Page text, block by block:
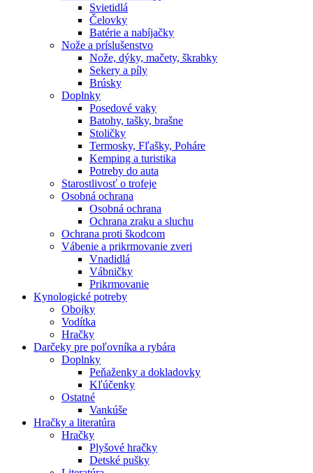
Svietidlá
Čelovky
Batérie a nabíjačky
Nože a príslušenstvo
Nože, dýky, mačety, škrabky
Sekery a píly
Brúsky
Doplnky
Posedové vaky
Batohy, tašky, brašne
Stoličky
Termosky, Fľašky, Poháre
Kemping a turistika
Potreby do auta
Starostlivosť o trofeje
Osobná ochrana
Osobná ochrana
Ochrana zraku a sluchu
Ochrana proti škodcom
Vábenie a prikrmovanie zveri
Vnadidlá
Vábničky
Prikrmovanie
Kynologické potreby
Obojky
Vodítka
Hračky
Darčeky pre poľovníka a rybára
Doplnky
Peňaženky a dokladovky
Kľúčenky
Ostatné
Vankúše
Hračky a literatúra
Hračky
Plyšové hračky
Detské pušky